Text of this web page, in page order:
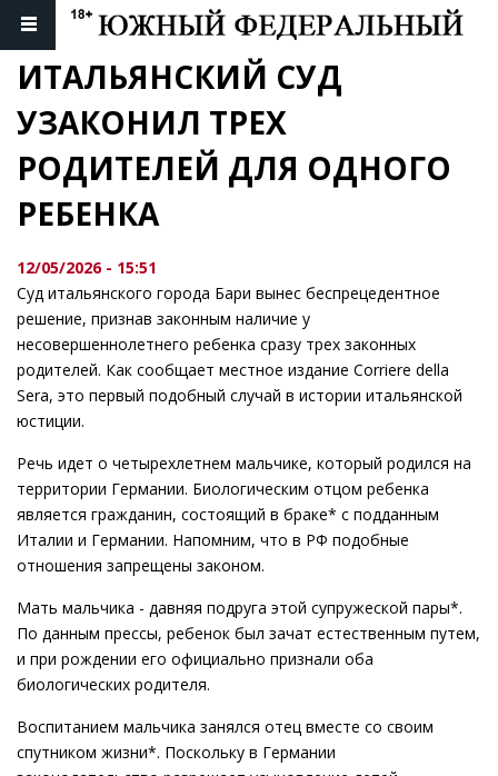
ИТАЛЬЯНСКИЙ СУД
УЗАКОНИЛ ТРЕХ
РОДИТЕЛЕЙ ДЛЯ ОДНОГО
РЕБЕНКА
12/05/2026 - 15:51
Суд итальянского города Бари вынес беспрецедентное
решение, признав законным наличие у
несовершеннолетнего ребенка сразу трех законных
родителей. Как сообщает местное издание Corriere della
Sera, это первый подобный случай в истории итальянской
юстиции.
Речь идет о четырехлетнем мальчике, который родился на
территории Германии. Биологическим отцом ребенка
является гражданин, состоящий в браке* с подданным
Италии и Германии. Напомним, что в РФ подобные
отношения запрещены законом.
Мать мальчика - давняя подруга этой супружеской пары*.
По данным прессы, ребенок был зачат естественным путем,
и при рождении его официально признали оба
биологических родителя.
Воспитанием мальчика занялся отец вместе со своим
спутником жизни*. Поскольку в Германии